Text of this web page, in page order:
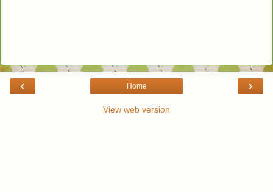
‹ ›
Home
View web version